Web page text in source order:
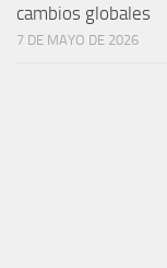
cambios globales
7 DE MAYO DE 2026